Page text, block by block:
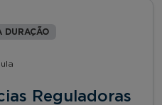
DURAÇÃO
Reguladoras